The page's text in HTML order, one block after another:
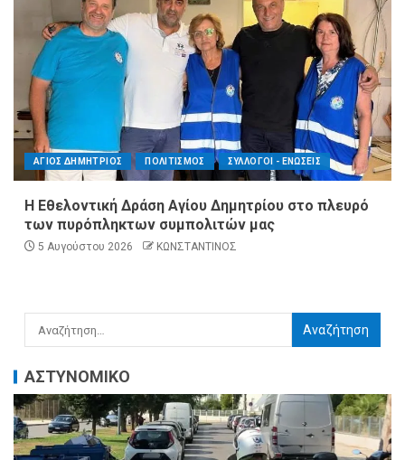
ΑΓΙΟΣ ΔΗΜΗΤΡΙΟΣ ΠΟΛΙΤΙΣΜΟΣ ΣΥΛΛΟΓΟΙ - ΕΝΩΣΕΙΣ
Η Εθελοντική Δράση Αγίου Δημητρίου στο πλευρό
των πυρόπληκτων συμπολιτών μας
5 Αυγούστου 2026 ΚΩΝΣΤΑΝΤΙΝΟΣ
ΑΣΤΥΝΟΜΙΚΟ